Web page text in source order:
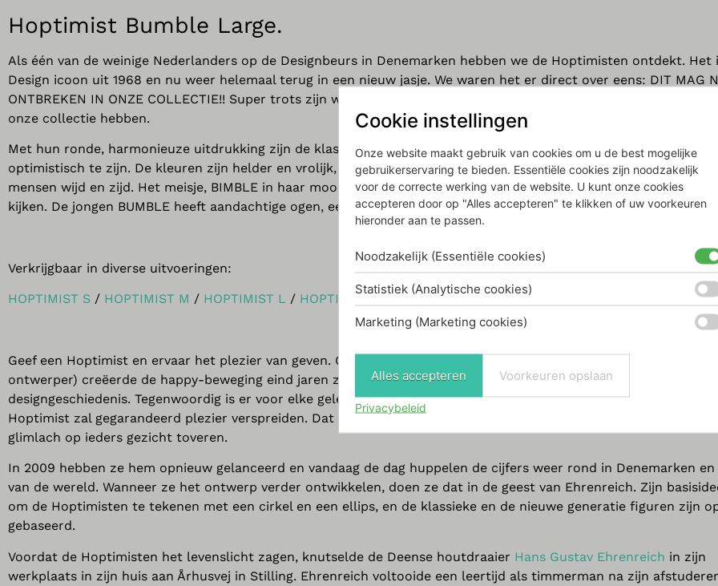
Hoptimist Bumble Large.
Als één van de weinige Nederlanders op de Designbeurs in Denemarken hebben we de Hoptimisten ontdekt. Het
Design icoon uit 1968 en nu weer helemaal terug in een nieuw jasje. We waren het er direct over eens: DIT MAG
ONTBREKEN IN ONZE COLLECTIE!! Super trots zijn we dan ook dat wij als enige dealer in Nederland dit design
onze collectie hebben.
Met hun ronde, harmonieuze uitdrukking zijn de klassieke hoptimisten een eeuwige herinnering aan ons om
optimistisch te zijn. De kleuren zijn helder en vrolijk, en de ontembare kleine hop van de figuren verheft de geest
mensen wijd en zijd. Het meisje, BIMBLE in haar mooie jurk voorgesteld door een lange veer, heeft lachende
kijken. De jongen BUMBLE heeft aandachtige ogen, een beetje “plukje” op zijn hoofd, een korte veer en een lange
Verkrijgbaar in diverse uitvoeringen:
HOPTIMIST S / HOPTIMIST M / HOPTIMIST L / HOPTIMIST LAMP / HOPTIMIST OAK /
Geef een Hoptimist en ervaar het plezier van geven. Gustav Ehrenreich (
ontwerper) creëerde de happy-beweging eind jaren zestig, die zichzelf een plaats heeft verdiend in de Deense
designgeschiedenis. Tegenwoordig is er voor elke gelegenheid een gelukkige Hoptimist. Dus, waar hij zich ook
Hoptimist zal gegarandeerd plezier verspreiden. Dat is het hele idee achter de Hoptimisten: vreugde verspreiden
glimlach op ieders gezicht toveren.
In 2009 hebben ze hem opnieuw gelanceerd en vandaag de dag huppelen de cijfers weer rond in Denemarken
van de wereld. Wanneer ze het ontwerp verder ontwikkelen, doen ze dat in de geest van Ehrenreich. Zijn
om de Hoptimisten te tekenen met een cirkel en een ellips, en de klassieke en de nieuwe generatie figuren zijn
gebaseerd.
Voordat de Hoptimisten het levenslicht zagen, knutselde de Deense houtdraaier Hans Gustav Ehrenreich in zijn
werkplaats in zijn huis aan Århusvej in Stilling. Ehrenreich voltooide een leertijd als timmerman na zijn
Cookie instellingen
Onze website maakt gebruik van cookies om u de best mogelijke
gebruikerservaring te bieden. Essentiële cookies zijn noodzakelijk
voor de correcte werking van de website. U kunt onze cookies
accepteren door op "Alles accepteren" te klikken of uw voorkeuren
hieronder aan te passen.
Noodzakelijk (Essentiële cookies)
Statistiek (Analytische cookies)
Marketing (Marketing cookies)
Alles accepteren Voorkeuren opslaan
Privacybeleid